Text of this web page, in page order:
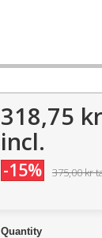
318,75 kr
incl.
-15% 375,00 kr
Quantity